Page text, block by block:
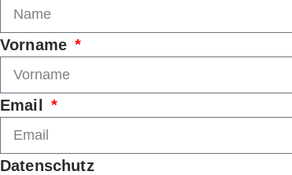
Vorname
Email
Datenschutz